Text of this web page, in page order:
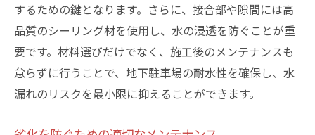
するための鍵となります。さらに、接合部や隙間には高
品質のシーリング材を使用し、水の浸透を防ぐことが重
要です。材料選びだけでなく、施工後のメンテナンスも
怠らずに行うことで、地下駐車場の耐水性を確保し、水
漏れのリスクを最小限に抑えることができます。